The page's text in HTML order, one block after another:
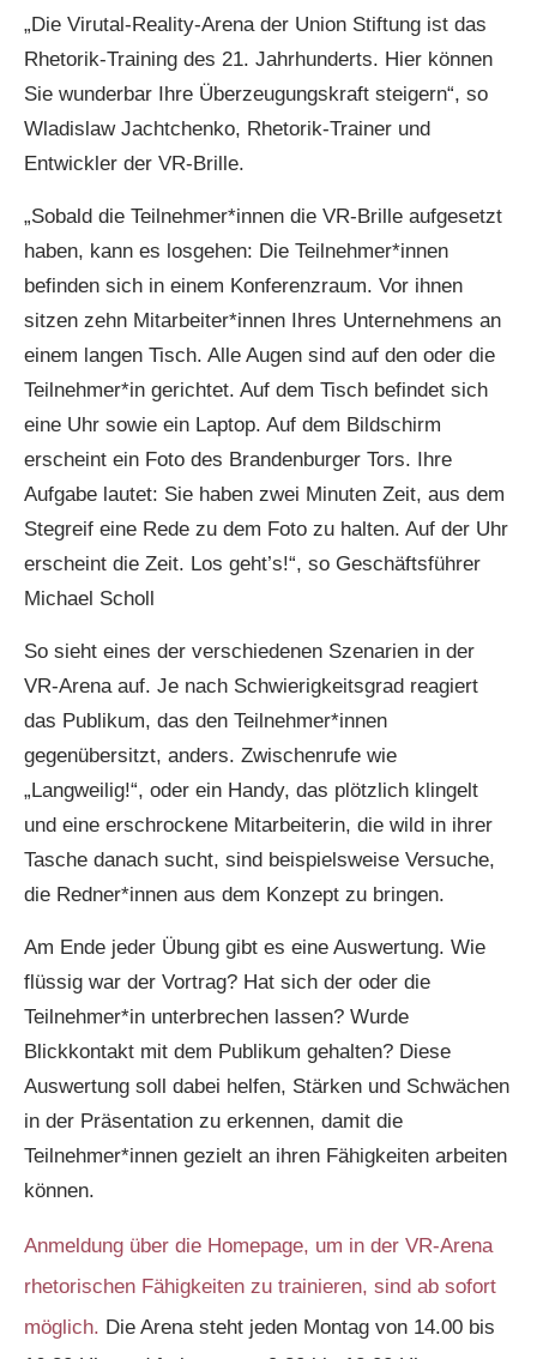
„Die Virutal-Reality-Arena der Union Stiftung ist das
Rhetorik-Training des 21. Jahrhunderts. Hier können
Sie wunderbar Ihre Überzeugungskraft steigern“, so
Wladislaw Jachtchenko, Rhetorik-Trainer und
Entwickler der VR-Brille.
„Sobald die Teilnehmer*innen die VR-Brille aufgesetzt
haben, kann es losgehen: Die Teilnehmer*innen
befinden sich in einem Konferenzraum. Vor ihnen
sitzen zehn Mitarbeiter*innen Ihres Unternehmens an
einem langen Tisch. Alle Augen sind auf den oder die
Teilnehmer*in gerichtet. Auf dem Tisch befindet sich
eine Uhr sowie ein Laptop. Auf dem Bildschirm
erscheint ein Foto des Brandenburger Tors. Ihre
Aufgabe lautet: Sie haben zwei Minuten Zeit, aus dem
Stegreif eine Rede zu dem Foto zu halten. Auf der Uhr
erscheint die Zeit. Los geht’s!“, so Geschäftsführer
Michael Scholl
So sieht eines der verschiedenen Szenarien in der
VR-Arena auf. Je nach Schwierigkeitsgrad reagiert
das Publikum, das den Teilnehmer*innen
gegenübersitzt, anders. Zwischenrufe wie
„Langweilig!“, oder ein Handy, das plötzlich klingelt
und eine erschrockene Mitarbeiterin, die wild in ihrer
Tasche danach sucht, sind beispielsweise Versuche,
die Redner*innen aus dem Konzept zu bringen.
Am Ende jeder Übung gibt es eine Auswertung. Wie
flüssig war der Vortrag? Hat sich der oder die
Teilnehmer*in unterbrechen lassen? Wurde
Blickkontakt mit dem Publikum gehalten? Diese
Auswertung soll dabei helfen, Stärken und Schwächen
in der Präsentation zu erkennen, damit die
Teilnehmer*innen gezielt an ihren Fähigkeiten arbeiten
können.
Anmeldung über die Homepage, um in der VR-Arena
rhetorischen Fähigkeiten zu trainieren, sind ab sofort
möglich. Die Arena steht jeden Montag von 14.00 bis